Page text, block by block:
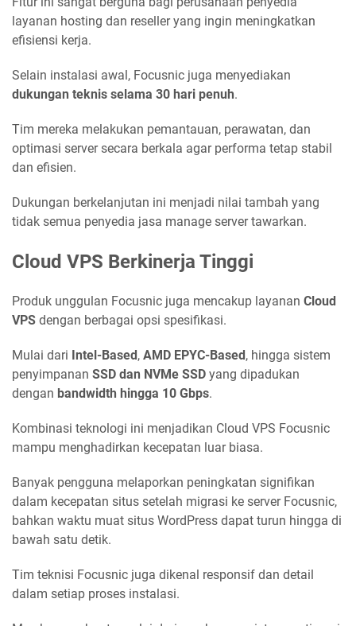
layanan hosting dan reseller yang ingin meningkatkan
efisiensi kerja.
Selain instalasi awal, Focusnic juga menyediakan
dukungan teknis selama 30 hari penuh.
Tim mereka melakukan pemantauan, perawatan, dan
optimasi server secara berkala agar performa tetap stabil
dan efisien.
Dukungan berkelanjutan ini menjadi nilai tambah yang
tidak semua penyedia jasa manage server tawarkan.
Cloud VPS Berkinerja Tinggi
Produk unggulan Focusnic juga mencakup layanan Cloud
VPS dengan berbagai opsi spesifikasi.
Mulai dari Intel-Based, AMD EPYC-Based, hingga sistem
penyimpanan SSD dan NVMe SSD yang dipadukan
dengan bandwidth hingga 10 Gbps.
Kombinasi teknologi ini menjadikan Cloud VPS Focusnic
mampu menghadirkan kecepatan luar biasa.
Banyak pengguna melaporkan peningkatan signifikan
dalam kecepatan situs setelah migrasi ke server Focusnic,
bahkan waktu muat situs WordPress dapat turun hingga di
bawah satu detik.
Tim teknisi Focusnic juga dikenal responsif dan detail
dalam setiap proses instalasi.